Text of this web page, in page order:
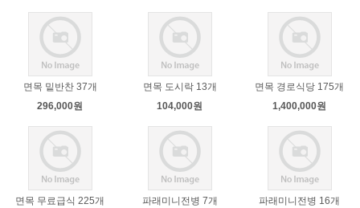
면목 밑반찬 37개
296,000원
면목 도시락 13개
104,000원
면목 경로식당 175개
1,400,000원
면목 무료급식 225개
파래미니전병 7개
파래미니전병 16개